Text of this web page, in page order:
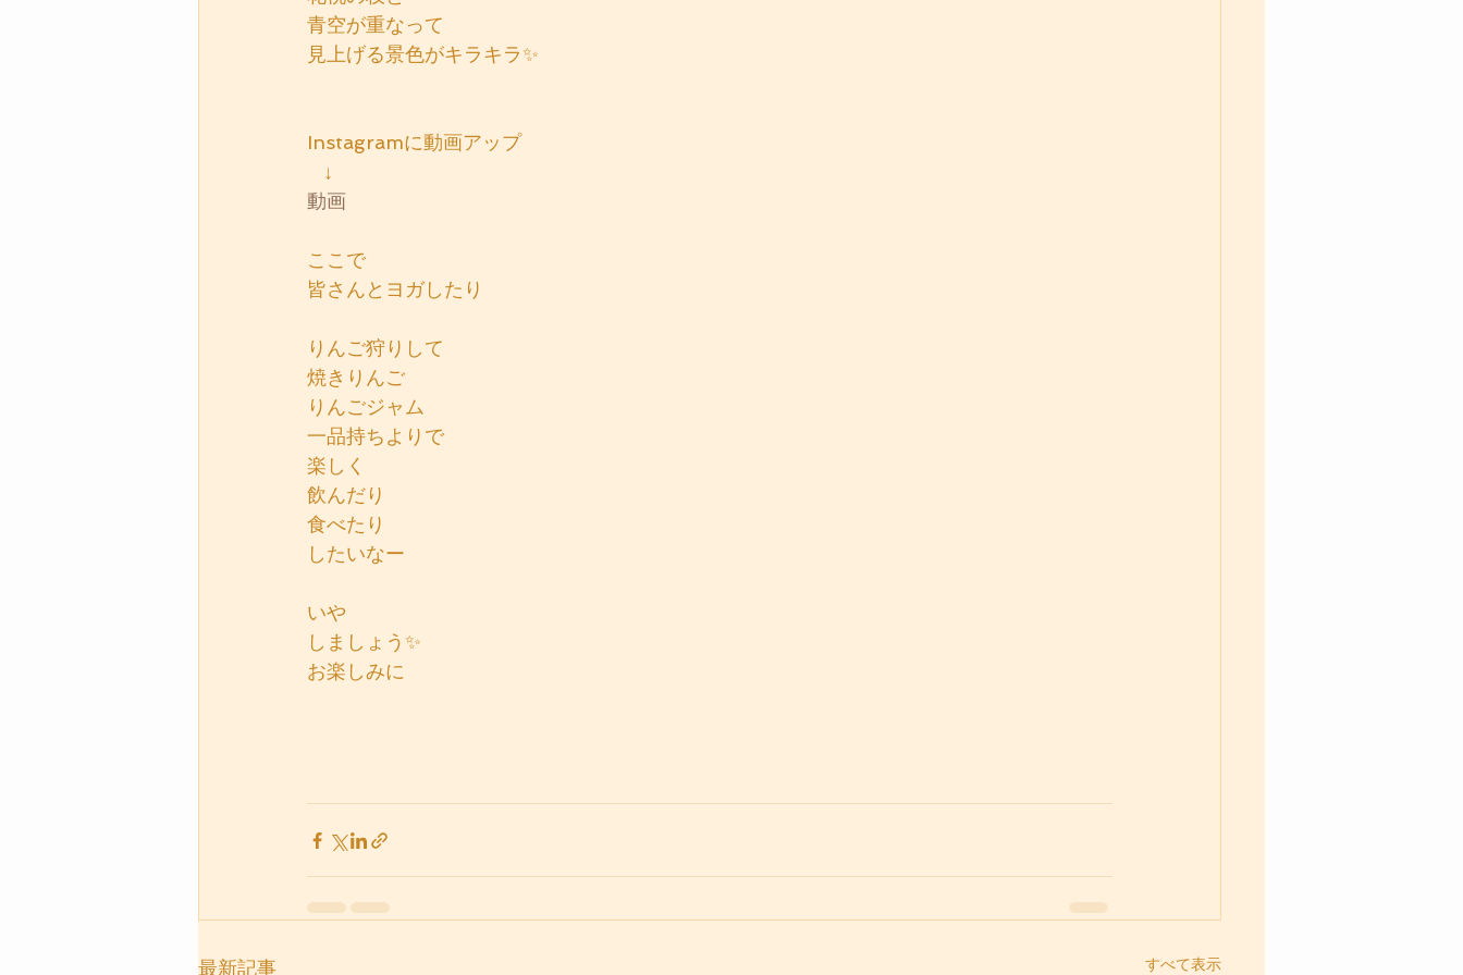
青空が重なって
見上げる景色がキラキラ✨
Instagramに動画アップ
↓
動画
ここで
皆さんとヨガしたり
りんご狩りして
焼きりんご
りんごジャム
一品持ちよりで
楽しく
飲んだり
食べたり
したいなー
いや
しましょう✨
お楽しみに
最新記事 すべて表示